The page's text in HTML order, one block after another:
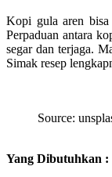
Kopi gula aren bisa
Perpaduan antara
segar dan terjaga.
Simak resep
Source:
Yang Dibutuhkan :